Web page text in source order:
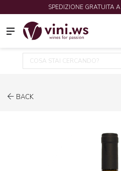
SPEDIZIONE GRATUITA
BACK